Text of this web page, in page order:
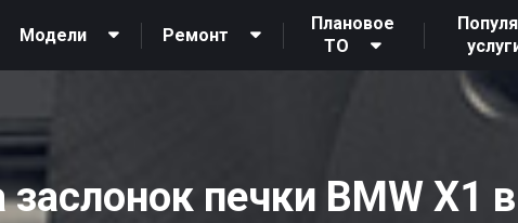
Модели Ремонт
Плановое
ТО
печки BMW X1